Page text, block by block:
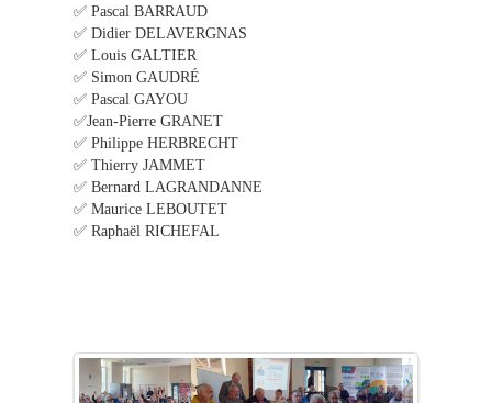
✅ Pascal BARRAUD
✅ Didier DELAVERGNAS
✅ Louis GALTIER
✅ Simon GAUDRÉ
✅ Pascal GAYOU
✅Jean-Pierre GRANET
✅ Philippe HERBRECHT
✅ Thierry JAMMET
✅ Bernard LAGRANDANNE
✅ Maurice LEBOUTET
✅ Raphaël RICHEFAL